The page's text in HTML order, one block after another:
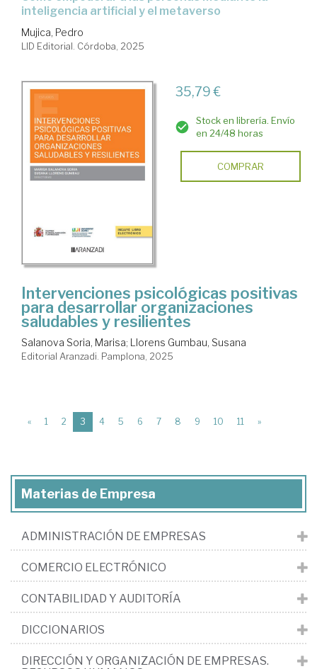
inteligencia artificial y el metaverso
Mujica, Pedro
LID Editorial. Córdoba, 2025
35,79 €
Stock en librería. Envío
en 24/48 horas
COMPRAR
Intervenciones psicológicas positivas
para desarrollar organizaciones
saludables y resilientes
Salanova Soria, Marisa; Llorens Gumbau, Susana
Editorial Aranzadi. Pamplona, 2025
« 1 2 3 (current)
4 5 6 7 8 9 10 11 »
Materias de Empresa
ADMINISTRACIÓN DE EMPRESAS
COMERCIO ELECTRÓNICO
CONTABILIDAD Y AUDITORÍA
DICCIONARIOS
DIRECCIÓN Y ORGANIZACIÓN DE EMPRESAS.